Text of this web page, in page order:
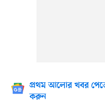
প্রথম আলোর খবর
করুন